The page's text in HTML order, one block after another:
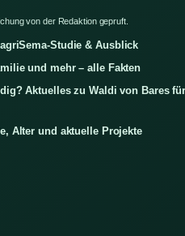
von der Redaktion gepruft.
Studie & Ausblick
und mehr – alle Fakten
Aktuelles zu Waldi von Bares
Alter und aktuelle Projekte